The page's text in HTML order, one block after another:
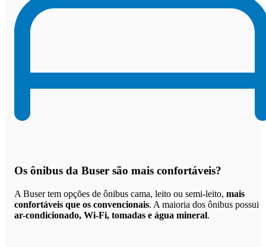
Os ônibus da Buser são mais confortáveis?
A Buser tem opções de ônibus cama, leito ou semi-leito, mais
confortáveis que os convencionais. A maioria dos ônibus possui
ar-condicionado, Wi-Fi, tomadas e água mineral.